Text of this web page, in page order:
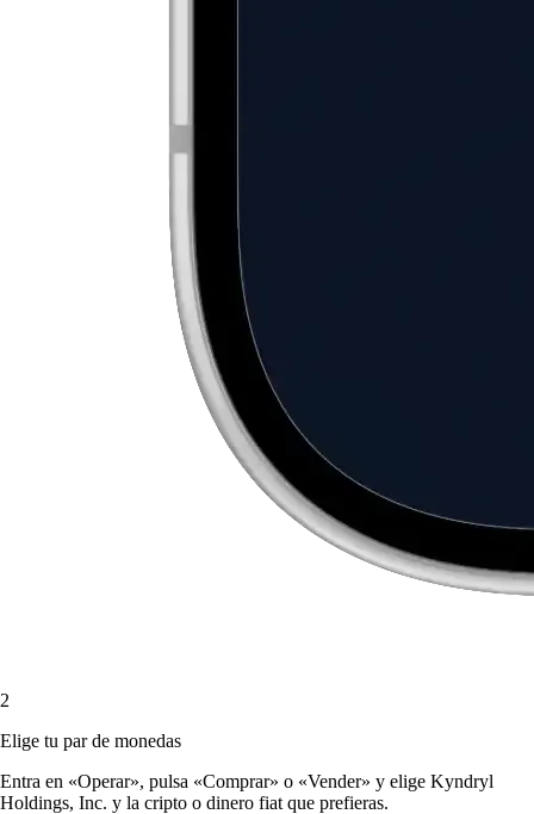
2
Elige tu par de monedas
Entra en «Operar», pulsa «Comprar» o «Vender» y elige Kyndryl
Holdings, Inc. y la cripto o dinero fiat que prefieras.